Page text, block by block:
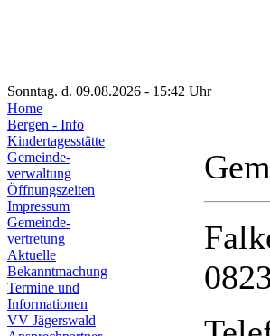
Sonntag. d. 09.08.2026 - 15:42 Uhr
Home
Bergen - Info
Kindertagesstätte
Gemeinde-
verwaltung
Öffnungszeiten
Impressum
Gemeinde-
vertretung
Aktuelle
Bekanntmachung
Termine und
Informationen
VV Jägerswald